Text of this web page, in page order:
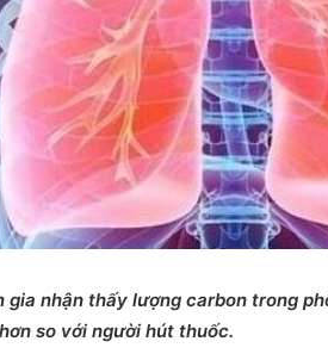
gia nhận thấy lượng carbon trong ph
ơn so với người hút thuốc.